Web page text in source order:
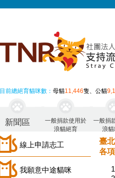
目前總絕育貓咪數： 母貓11,446隻、公貓
新聞區
一般捐款使用於
浪貓絕育
一般捐
浪
線上申請志工
我願意中途貓咪
臺
各